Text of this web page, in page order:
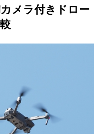
メラ付きドロー